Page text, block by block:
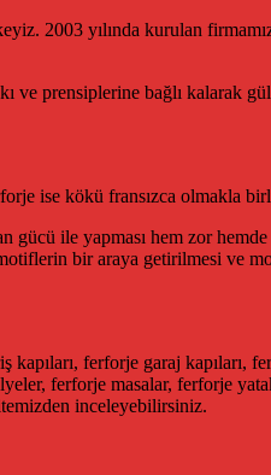
2003 yılında kurulan
prensiplerine bağlı kalarak
ise kökü fransızca olmakla
ile yapması hem zor
bir araya getirilmesi ve
kapıları, ferforje garaj
ferforje masalar, ferforje
inceleyebilirsiniz.